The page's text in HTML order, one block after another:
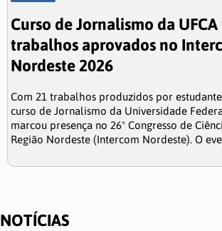
Curso de Jornalismo da
trabalhos aprovados no
Nordeste 2026
Com 21 trabalhos produzidos por
curso de Jornalismo da Universidade
marcou presença no 26º Congresso de
Região Nordeste (Intercom Nordeste). O
NOTÍCIAS